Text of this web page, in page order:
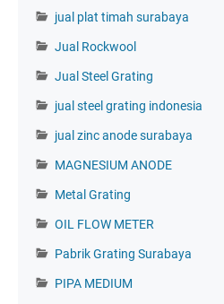
jual plat timah surabaya
Jual Rockwool
Jual Steel Grating
jual steel grating indonesia
jual zinc anode surabaya
MAGNESIUM ANODE
Metal Grating
OIL FLOW METER
Pabrik Grating Surabaya
PIPA MEDIUM